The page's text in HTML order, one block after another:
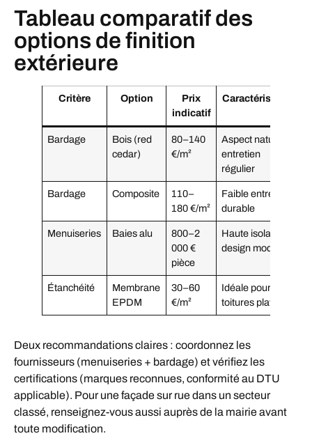
Tableau comparatif des
options de finition
extérieure
Critère Option
Prix
indicatif
Caractéristique
Bardage
Bois (red
cedar)
80–140
€/m²
Aspect naturel,
entretien
régulier
Bardage Composite
110–
180 €/m²
Faible entretien,
durable
Menuiseries Baies alu
800–2
000 €
pièce
Haute isolation,
design moderne
Étanchéité
Membrane
EPDM
30–60
€/m²
Idéale pour
toitures plates
Deux recommandations claires : coordonnez les
fournisseurs (menuiseries + bardage) et vérifiez les
certifications (marques reconnues, conformité au DTU
applicable). Pour une façade sur rue dans un secteur
classé, renseignez-vous aussi auprès de la mairie avant
toute modification.